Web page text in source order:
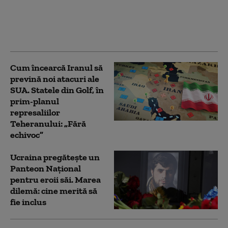
Cum încearcă Iranul să
prevină noi atacuri ale
SUA. Statele din Golf, în
prim-planul
represaliilor
Teheranului: „Fără
echivoc”
Ucraina pregătește un
Panteon Național
pentru eroii săi. Marea
dilemă: cine merită să
fie inclus